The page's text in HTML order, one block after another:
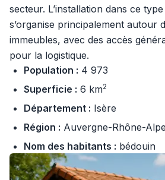
secteur. L’installation dans ce
s’organise principalement autour
immeubles, avec des accès
pour la logistique.
Population : 4 973
Superficie : 6 km2
Département : Isère
Région : Auvergne-Rhône-
Nom des habitants : bédouin